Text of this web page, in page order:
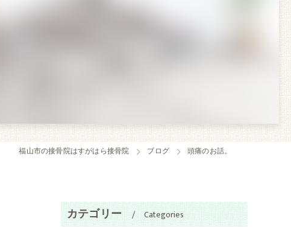
福山市の接骨院はすがはら接骨院 ブログ 頭痛のお話。
カテゴリー Categories